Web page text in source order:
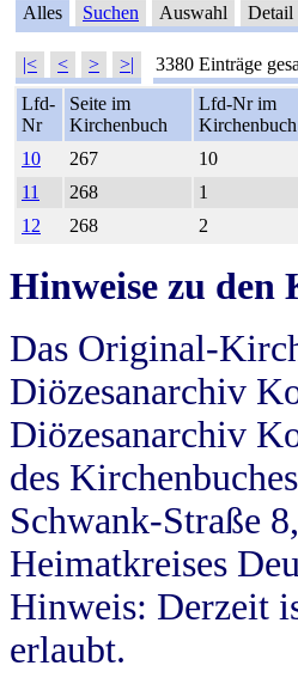
Alles Suchen Auswahl Detail
|< < > >| 3380 Einträge
Lfd-
Nr
Seite im
Kirchenbuch
Lfd-Nr im
Kirchenbuch
10
267 10
11
268 1
12
268 2
Hinweise zu den
Das Original-
Diözesanarchiv
Diözesanarchiv
des
Schwank-Straße
Heimatkreises
Hinweis: Derzeit
erlaubt.